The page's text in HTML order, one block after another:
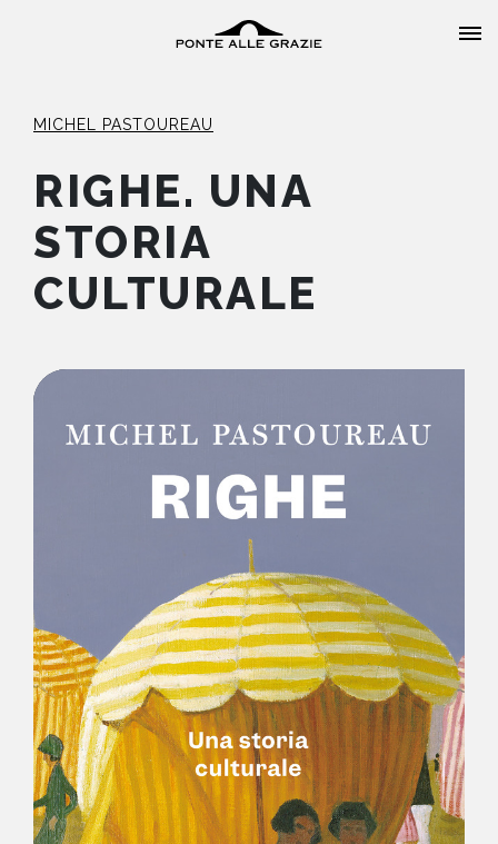
CHI SIAMO
AUTORI
EVENTI
NEWS
CONTATTI
MICHEL PASTOUREAU
RIGHE. UNA
STORIA
CULTURALE